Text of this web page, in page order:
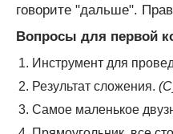
говорите "дальше".
Вопросы для первой
Инструмент для
Результат сложения.
Самое маленькое